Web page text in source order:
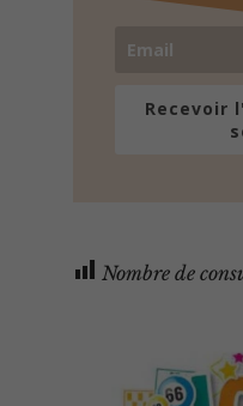
Recevoir
Nombre de